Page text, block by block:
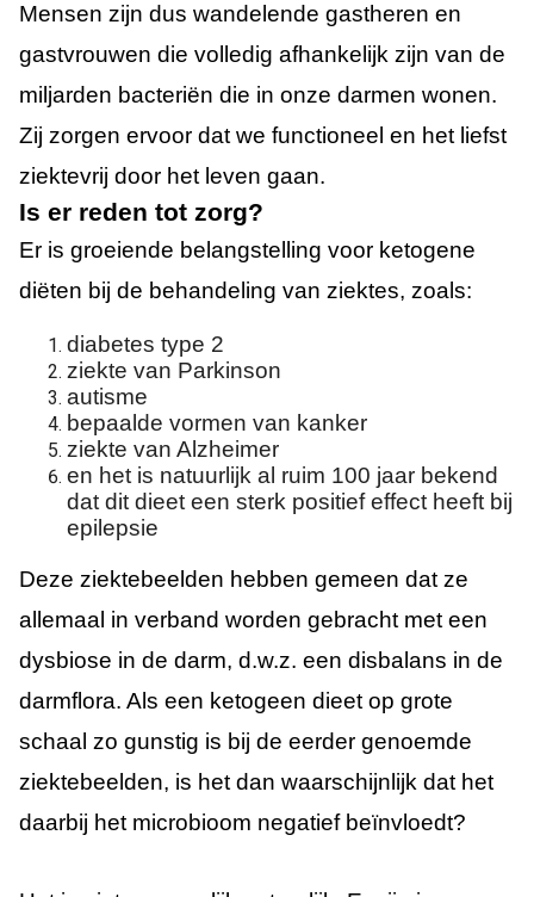
Mensen zijn dus wandelende gastheren en
gastvrouwen die volledig afhankelijk zijn van de
miljarden bacteriën die in onze darmen wonen.
Zij zorgen ervoor dat we functioneel en het liefst
ziektevrij door het leven gaan.
Is er reden tot zorg?
Er is groeiende belangstelling voor ketogene
diëten bij de behandeling van ziektes, zoals:
diabetes type 2
ziekte van Parkinson
autisme
bepaalde vormen van kanker
ziekte van Alzheimer
en het is natuurlijk al ruim 100 jaar bekend
dat dit dieet een sterk positief effect heeft bij
epilepsie
Deze ziektebeelden hebben gemeen dat ze
allemaal in verband worden gebracht met een
dysbiose in de darm, d.w.z. een disbalans in de
darmflora. Als een ketogeen dieet op grote
schaal zo gunstig is bij de eerder genoemde
ziektebeelden, is het dan waarschijnlijk dat het
daarbij het microbioom negatief beïnvloedt?